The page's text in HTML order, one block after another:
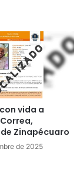
vida a
Zinapécuaro
de 2025